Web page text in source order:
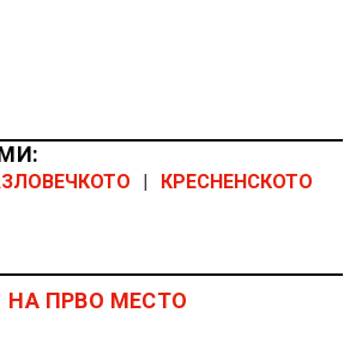
| КРЕСНЕНСКОТО
НА ПРВО МЕСТО